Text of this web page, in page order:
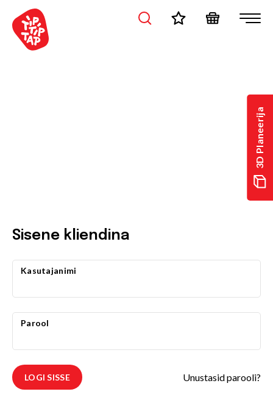
3D Planeerija
Sisene kliendina
Kasutajanimi
Parool
LOGI SISSE Unustasid parooli?